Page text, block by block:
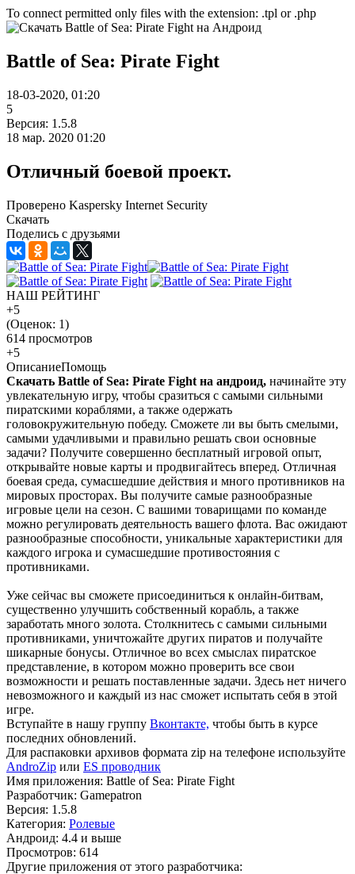
To connect permitted only files with the extension: .tpl or .php
Battle of Sea: Pirate Fight
18-03-2020, 01:20
5
Версия: 1.5.8
18 мар. 2020 01:20
Отличный боевой проект.
Проверено Kaspersky Internet Security
Скачать
Поделись с друзьями
НАШ РЕЙТИНГ
+5
(Оценок: 1)
614 просмотров
+5
ОписаниеПомощь
Скачать Battle of Sea: Pirate Fight на андроид, начинайте эту
увлекательную игру, чтобы сразиться с самыми сильными
пиратскими кораблями, а также одержать
головокружительную победу. Сможете ли вы быть смелыми,
самыми удачливыми и правильно решать свои основные
задачи? Получите совершенно бесплатный игровой опыт,
открывайте новые карты и продвигайтесь вперед. Отличная
боевая среда, сумасшедшие действия и много противников на
мировых просторах. Вы получите самые разнообразные
игровые цели на сезон. С вашими товарищами по команде
можно регулировать деятельность вашего флота. Вас ожидают
разнообразные способности, уникальные характеристики для
каждого игрока и сумасшедшие противостояния с
противниками.
Уже сейчас вы сможете присоединиться к онлайн-битвам,
существенно улучшить собственный корабль, а также
заработать много золота. Столкнитесь с самыми сильными
противниками, уничтожайте других пиратов и получайте
шикарные бонусы. Отличное во всех смыслах пиратское
представление, в котором можно проверить все свои
возможности и решать поставленные задачи. Здесь нет ничего
невозможного и каждый из нас сможет испытать себя в этой
игре.
Вступайте в нашу группу Вконтакте, чтобы быть в курсе
последних обновлений.
Для распаковки архивов формата zip на телефоне используйте
AndroZip или ES проводник
Имя приложения: Battle of Sea: Pirate Fight
Разработчик: Gamepatron
Версия: 1.5.8
Категория: Ролевые
Андроид: 4.4 и выше
Просмотров: 614
Другие приложения от этого разработчика: